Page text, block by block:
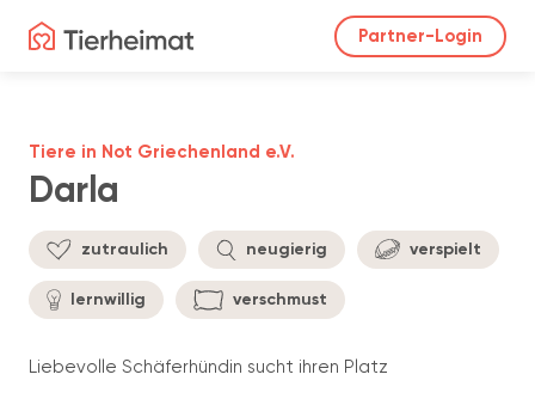
Partner-Login
Darla
Tiere in Not Griechenland e.V.
zutraulich neugierig verspielt
lernwillig verschmust
Liebevolle Schäferhündin sucht ihren Platz